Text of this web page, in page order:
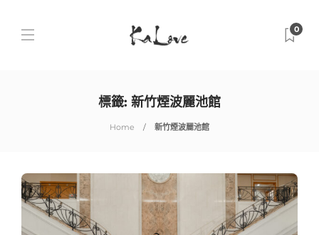
0
標籤: 新竹煙波麗池館
Home 新竹煙波麗池館